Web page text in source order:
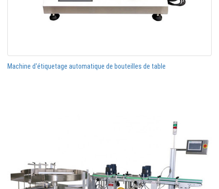
Machine d'étiquetage automatique de bouteilles de table